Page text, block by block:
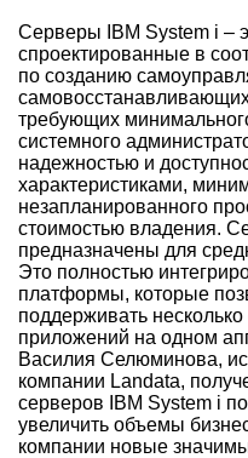
Серверы IBM System i –
спроектированные в
по созданию
требующих
системного
надежностью и
характеристиками,
незапланированного
стоимостью владения.
предназначены для
Это полностью
платформы, которые
поддерживать
приложений на одном
Василия Селюминова,
компании Landata,
серверов IBM System i
увеличить объемы
компании новые